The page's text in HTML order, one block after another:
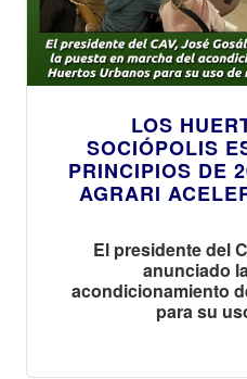
LOS
SOCIÓPOLIS
PRINCIPIOS DE
AGRARI
El presidente del
anunciado
acondicionamiento
para su